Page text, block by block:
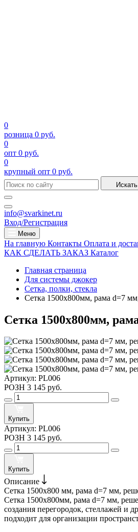
0
розница 0 руб.
0
опт 0 руб.
0
крупный опт 0 руб.
Искать
info@svarkinet.ru
Вход/Регистрация
Меню
На главную Контакты Оплата и
КАК СДЕЛАТЬ ЗАКАЗ Каталог
Главная страница
Для системы джокер
Сетка, полки, стекла
Сетка 1500х800мм, рама d=7
Сетка 1500х800мм,
Артикул: PL006
РОЗН 3 145 руб.
Купить
Артикул: PL006
РОЗН 3 145 руб.
Купить
Описание
Сетка 1500х800 мм, рама d=7 мм,
Сетка 1500х800мм, рама d=7 мм,
создания перегородок, стеллажей и
подходит для организации